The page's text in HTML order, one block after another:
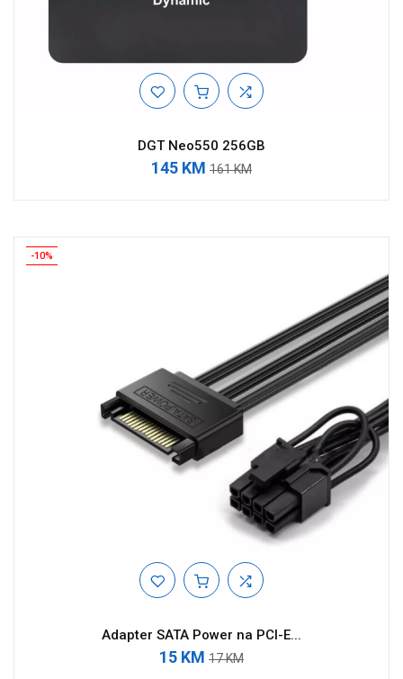
DGT Neo550 256GB
145 KM 161 KM
-10%
Adapter SATA Power na PCI-E...
15 KM 17 KM